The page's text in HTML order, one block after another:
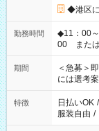
◆港区
勤務時間
◆11：00
00 または 11：30
ば前職が
スタッフ
業界から
期間
＜急募＞
には選考
特徴 日払いOK /
服装自由 /